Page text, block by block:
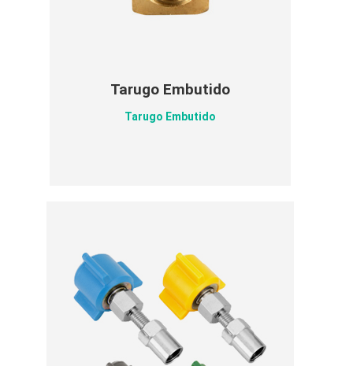
Tarugo Embutido
Tarugo Embutido